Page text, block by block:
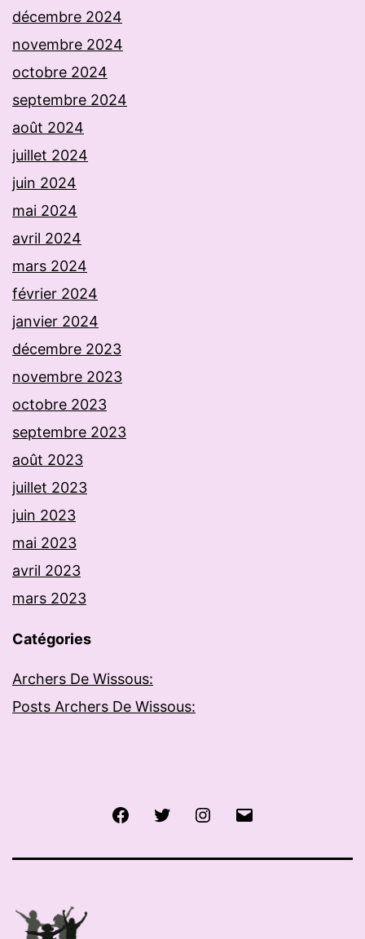
décembre 2024
novembre 2024
octobre 2024
septembre 2024
août 2024
juillet 2024
juin 2024
mai 2024
avril 2024
mars 2024
février 2024
janvier 2024
décembre 2023
novembre 2023
octobre 2023
septembre 2023
août 2023
juillet 2023
juin 2023
mai 2023
avril 2023
mars 2023
Catégories
Archers De Wissous:
Posts Archers De Wissous:
FacebookTwitter Instagram